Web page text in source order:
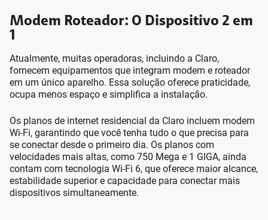
Modem Roteador: O Dispositivo 2 em
1
Atualmente, muitas operadoras, incluindo a Claro,
fornecem equipamentos que integram modem e roteador
em um único aparelho. Essa solução oferece praticidade,
ocupa menos espaço e simplifica a instalação.
Os planos de internet residencial da Claro incluem modem
Wi-Fi, garantindo que você tenha tudo o que precisa para
se conectar desde o primeiro dia. Os planos com
velocidades mais altas, como 750 Mega e 1 GIGA, ainda
contam com tecnologia Wi-Fi 6, que oferece maior alcance,
estabilidade superior e capacidade para conectar mais
dispositivos simultaneamente.